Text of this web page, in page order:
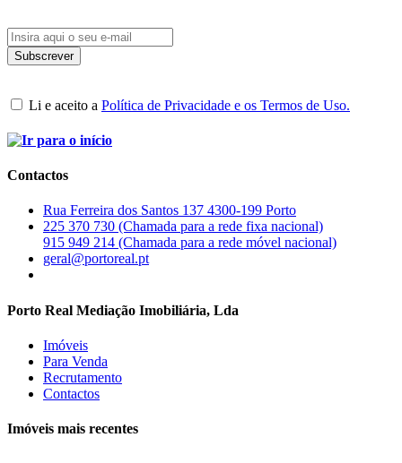
Li e aceito a Política de Privacidade e os Termos de Uso.
Contactos
Rua Ferreira dos Santos 137 4300-199 Porto
225 370 730 (Chamada para a rede fixa nacional)
915 949 214 (Chamada para a rede móvel nacional)
geral@portoreal.pt
Porto Real Mediação Imobiliária, Lda
Imóveis
Para Venda
Recrutamento
Contactos
Imóveis mais recentes